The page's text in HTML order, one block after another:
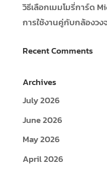
วิธีเลือกเมมโมรี่การ์ด
การใช้งานคู่กับกล้องว
Recent Comments
Archives
July 2026
June 2026
May 2026
April 2026